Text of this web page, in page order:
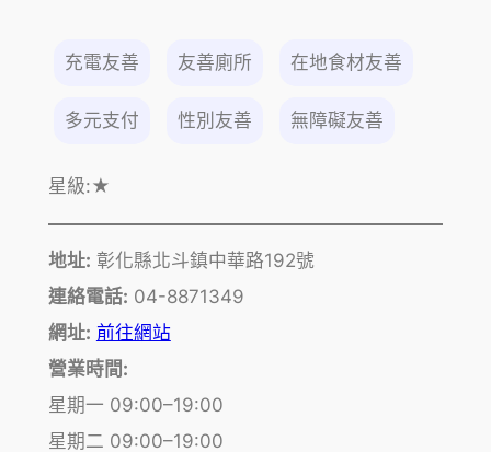
充電友善 友善廁所 在地食材友善
多元支付 性別友善 無障礙友善
星級:★
地址: 彰化縣北斗鎮中華路192號
連絡電話: 04-8871349
網址: 前往網站
營業時間:
星期一 09:00–19:00
星期二 09:00–19:00